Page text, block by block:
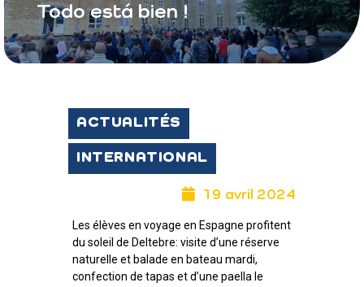
Todo está bien !
ACTUALITÉS
INTERNATIONAL
19 avril 2024
Les élèves en voyage en Espagne profitent
du soleil de Deltebre: visite d’une réserve
naturelle et balade en bateau mardi,
confection de tapas et d’une paella le